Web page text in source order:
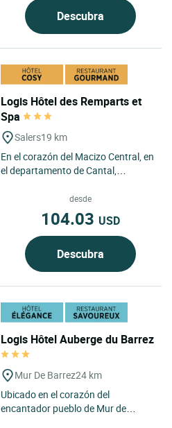
Descubra
Logis Hôtel des Remparts et
Spa
Salers19 km
En el corazón del Macizo Central, en
el departamento de Cantal,
tamaño humano donde la familia...
desde
104.03 USD
Descubra
Logis Hôtel Auberge du Barrez
Mur De Barrez24 km
Ubicado en el corazón del
encantador pueblo de Mur de